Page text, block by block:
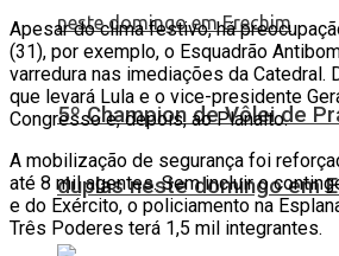
5º Champion de Vôlei de
duplas neste domingo em
Apesar do clima festivo, há
(31), por exemplo, o Esquadrão
varredura nas imediações da Catedral.
que levará Lula e o vice-presidente
Congresso e, depois, ao Planalto.
A mobilização de segurança foi
até 8 mil agentes. Sem incluir o
e do Exército, o policiamento na
Três Poderes terá 1,5 mil integrantes.